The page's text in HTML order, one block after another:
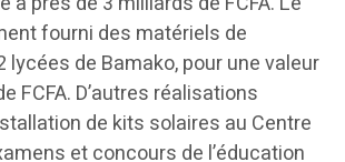
fourni des matériels de
lycées de Bamako, pour une valeur
FCFA. D’autres réalisations
de kits solaires au Centre
et concours de l’éducation